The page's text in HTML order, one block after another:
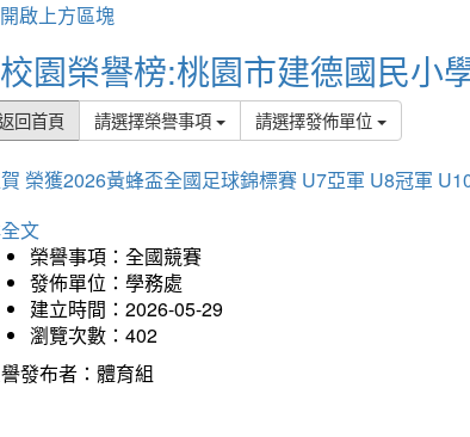
開啟上方區塊
校園榮譽榜:桃園市建德國民小
回首頁 請選擇榮譽事項 請選擇發佈單位
榮獲2026黃蜂盃全國足球錦標賽 U7亞軍 U8冠軍
文
榮譽事項：全國競賽
發佈單位：學務處
建立時間：2026-05-29
瀏覽次數：402
發布者：體育組